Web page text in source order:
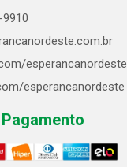
esperancanordeste
esperancanordeste